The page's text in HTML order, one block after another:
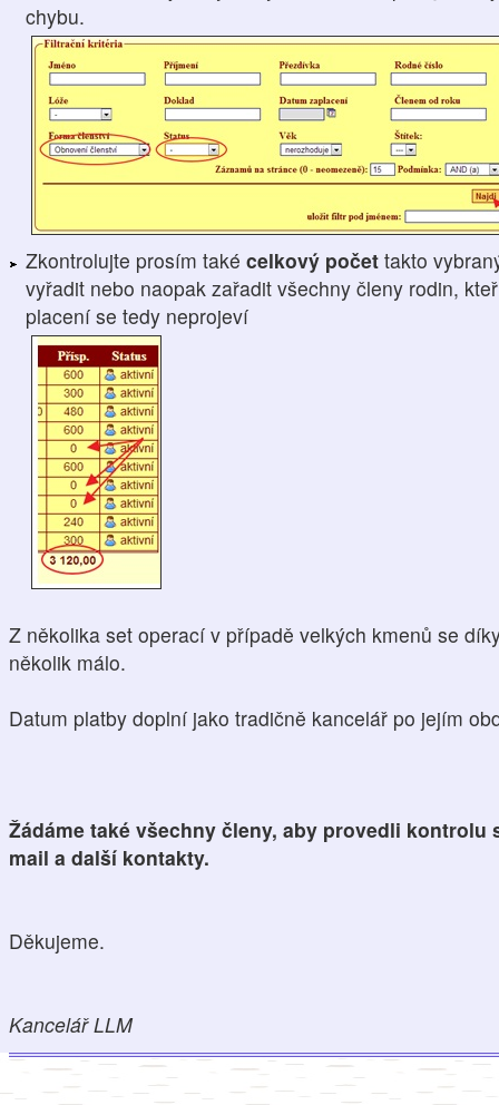
chybu.
Zkontrolujte prosím také celkový počet takto
vyřadit nebo naopak zařadit všechny členy rodin,
placení se tedy neprojeví
Z několika set operací v případě velkých kmenů se
několik málo.
Datum platby doplní jako tradičně kancelář po jejím
Žádáme také všechny členy, aby provedli kontrolu
mail a další kontakty.
Děkujeme.
Kancelář LLM